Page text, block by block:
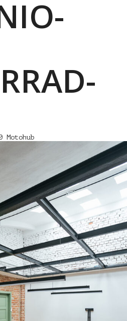
Motohub